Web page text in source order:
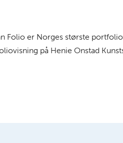
Folio er Norges største
på Henie Onstad